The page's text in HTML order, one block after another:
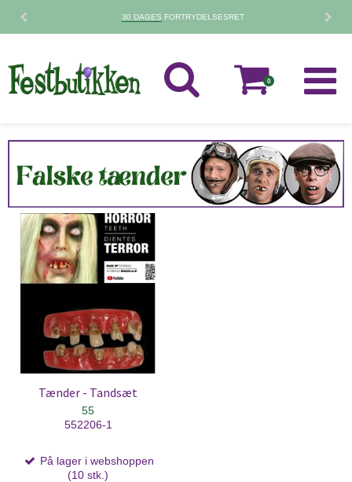
30 DAGES FORTRYDELSESRET
0
Tænder - Tandsæt
55
552206-1
På lager i webshoppen
(10 stk.)